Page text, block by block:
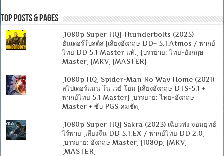
Top Posts & Pages
[1080p Super HQ] Thunderbolts (2025)
ธันเดอร์โบลต์ส [เสียงอังกฤษ DD+ 5.1.Atmos / พากย์
ไทย DD 5.1 Master แท้.] [บรรยาย: ไทย-อังกฤษ
Master] [MKV] [MASTER]
[1080p HQ] Spider-Man No Way Home (2021)
สไปเดอร์แมน โน เวย์ โฮม [เสียงอังกฤษ DTS-5.1 +
พากย์ไทย 5.1 Master] [บรรยาย: ไทย-อังกฤษ
Master + ซับ PGS คมชัด]
[1080p Super HQ] Sakra (2023) เฉียวฟง จอมยุทธ์
ไร้พ่าย [เสียงจีน DD 5.1.EX / พากย์ไทย DD 2.0]
[บรรยาย: อังกฤษ Master] [1080p] [MKV]
[MASTER]